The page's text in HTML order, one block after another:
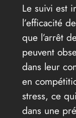
Le suivi est
l’efficacité
que l’arrêt
peuvent
dans leur
en
stress, ce
dans une